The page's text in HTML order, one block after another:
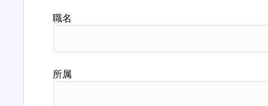
職名
所属